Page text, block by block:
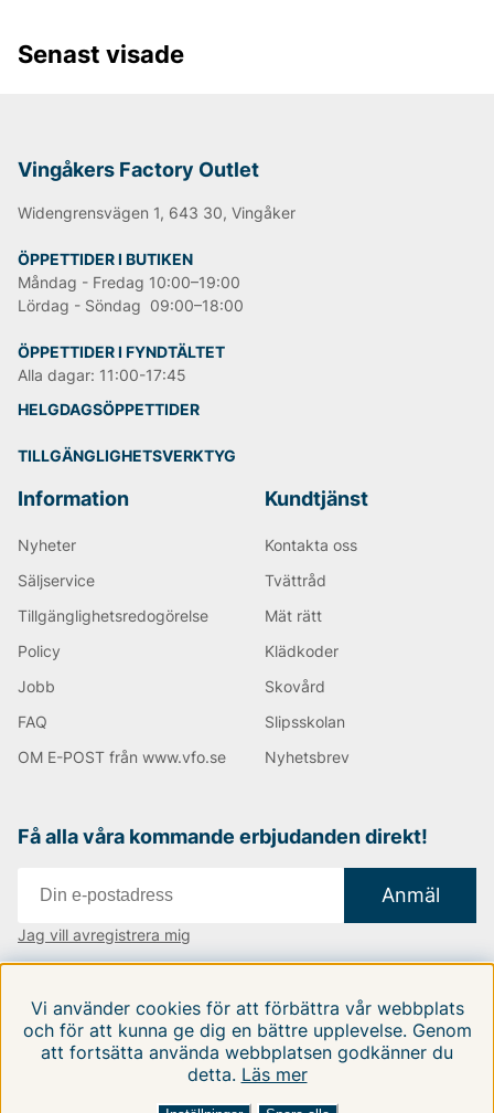
utmaningar och avslappnade dagar i naturen. Oavsett
Andra populära varumärken:
LEE
Björn Borg
Replay
Oscar Jacobson
Senast visade
Vingåkers Factory Outlet
Widengrensvägen 1, 643 30, Vingåker
ÖPPETTIDER I BUTIKEN
Måndag - Fredag 10:00–19:00
Lördag - Söndag 09:00–18:00
ÖPPETTIDER I FYNDTÄLTET
Alla dagar: 11:00-17:45
HELGDAGSÖPPETTIDER
TILLGÄNGLIGHETSVERKTYG
Information
Nyheter
Säljservice
Tillgänglighetsredogörelse
Policy
Jobb
FAQ
OM E-POST från www.vfo.se
Kundtjänst
Kontakta oss
Tvättråd
Mät rätt
Klädkoder
Skovård
Slipsskolan
Nyhetsbrev
Få alla våra kommande erbjudanden direkt!
Anmäl
Jag vill avregistrera mig
Följ oss på våra sociala medier
Vi använder cookies för att förbättra vår webbplats
och för att kunna ge dig en bättre upplevelse. Genom
att fortsätta använda webbplatsen godkänner du
detta. Läs mer